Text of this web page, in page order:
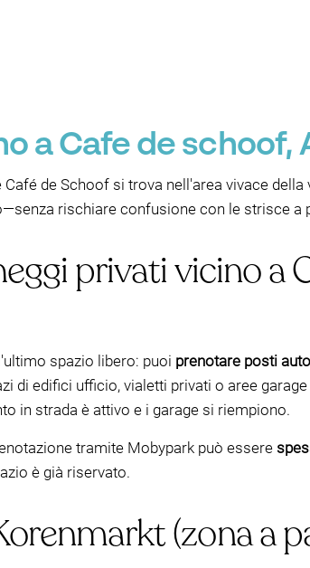
a Cafe de schoof,
de Schoof si trova nell'area vivace
rischiare confusione con le strisce a
privati vicino a
spazio libero: puoi prenotare posti
di edifici ufficio, vialetti privati o aree
in strada è attivo e i garage si riempiono.
tramite Mobypark può essere
è già riservato.
(zona a